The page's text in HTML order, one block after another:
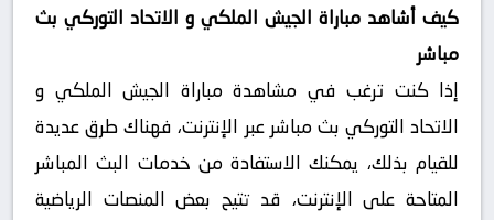
كيف أشاهد مباراة الجيش الملكي و الاتحاد التوركي بث
مباشر
إذا كنت ترغب في مشاهدة مباراة الجيش الملكي و
الاتحاد التوركي بث مباشر عبر الإنترنت، فهناك طرق عديدة
للقيام بذلك، يمكنك الاستفادة من خدمات البث المباشر
المتاحة على الإنترنت، قد تتيح بعض المنصات الرياضية